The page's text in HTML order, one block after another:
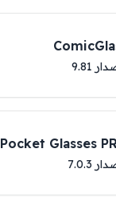
9.81
Pocket Glasses
7.0.3